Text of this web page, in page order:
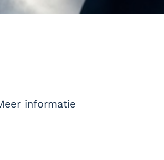
informatie